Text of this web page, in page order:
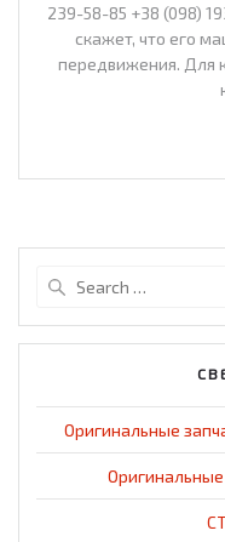
239-58-85 +38 (098)
скажет, что его
передвижения. Для
Оригинальные